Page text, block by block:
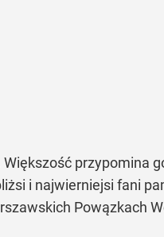
przypomina
i najwierniejsi fani
Powązkach